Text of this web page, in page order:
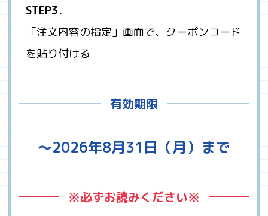
STEP3.
「注文内容の指定」画面で、クーポンコード
を貼り付ける
有効期限
～2026年8月31日（月）まで
※必ずお読みください※